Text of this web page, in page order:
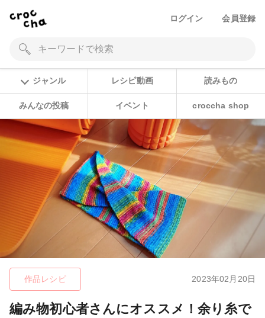
ログイン 会員登録
ジャンル レシピ動画 読みもの
みんなの投稿 イベント croccha shop
作品レシピ 2023年02月20日
編み物初心者さんにオススメ！余り糸で